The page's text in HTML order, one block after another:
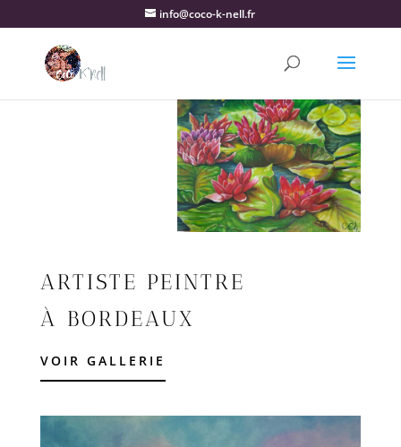
info@coco-k-nell.fr
ARTISTE PEINTRE
À BORDEAUX
VOIR GALLERIE